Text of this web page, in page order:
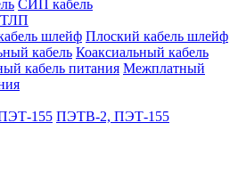
СИП кабель
Плоский кабель шлейф
Коаксиальный кабель
Межплатный
ПЭТВ-2, ПЭТ-155